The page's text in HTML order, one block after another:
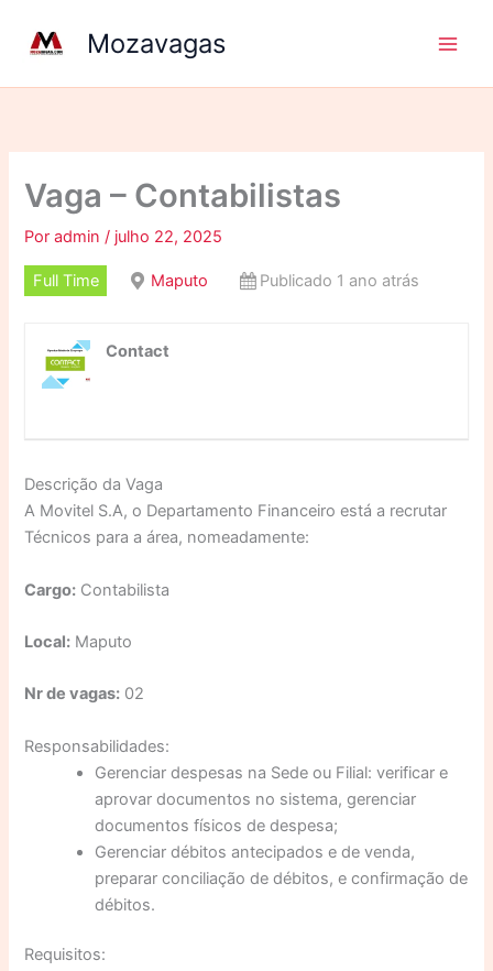
conteúdo
Mozavagas
Vaga – Contabilistas
Poradmin/ julho 22, 2025
Full Time Maputo Publicado 1 ano atrás
Contact
Descrição da Vaga
A Movitel S.A, o Departamento Financeiro está a recrutar
Técnicos para a área, nomeadamente:
Cargo: Contabilista
Local: Maputo
Nr de vagas: 02
Responsabilidades:
Gerenciar despesas na Sede ou Filial: verificar e
aprovar documentos no sistema, gerenciar
documentos físicos de despesa;
Gerenciar débitos antecipados e de venda,
preparar conciliação de débitos, e confirmação de
débitos.
Requisitos: